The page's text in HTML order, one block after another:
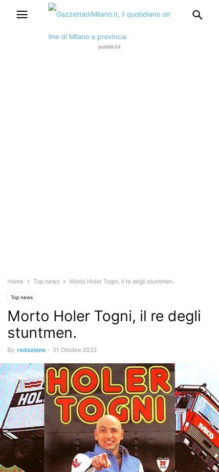
pubblicità
Home Top news Morto Holer Togni, il re degli stuntmen.
Top news
Morto Holer Togni, il re degli
stuntmen.
By redazione - 31 Ottobre 2022